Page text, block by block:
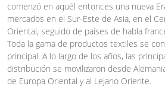
comenzó en aquél entonces una nueva
mercados en el Sur-Este de Asia, en el
Oriental, seguido de países de habla
Toda la gama de productos textiles se
principal. A lo largo de los años, las
distribución se movilizaron desde
de Europa Oriental y al Lejano Oriente.